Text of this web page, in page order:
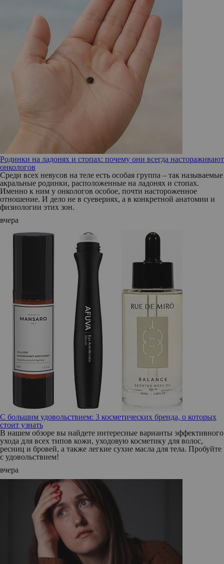
Родинки на ладонях и стопах: почему они всегда настораживают
онкологов
Среди всех невусов на теле есть особая группа – так называемые
акральные родинки, расположенные на ладонях и стопах.
Именно к ним у онкологов особое, почти настороженное
отношение. И дело не в суевериях, а в конкретной анатомии и
физиологии этих зон.
вчера
С большим удовольствием: 3 косметических бренда, о которых
стоит узнать
В нашем обзоре вы найдете интересные варианты эффективного
ухода для всех типов кожи, уходовую косметику для волос,
ресниц и бровей, а также легкие сухие масла для тела. Пробуйте
с удовольствием!
вчера